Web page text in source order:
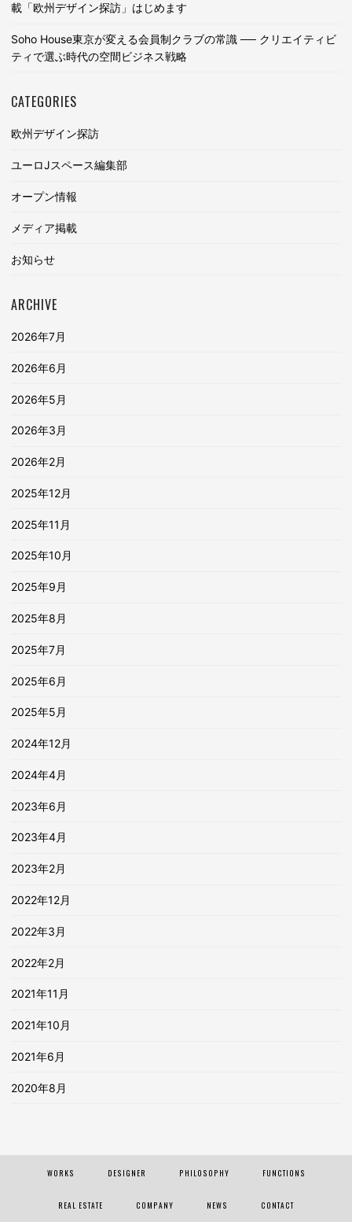
載「欧州デザイン探訪」はじめます
Soho House東京が変える会員制クラブの常識 ── クリエイティビ
ティで選ぶ時代の空間ビジネス戦略
CATEGORIES
欧州デザイン探訪
ユーロJスペース編集部
オープン情報
メディア掲載
お知らせ
ARCHIVE
2026年7月
2026年6月
2026年5月
2026年3月
2026年2月
2025年12月
2025年11月
2025年10月
2025年9月
2025年8月
2025年7月
2025年6月
2025年5月
2024年12月
2024年4月
2023年6月
2023年4月
2023年2月
2022年12月
2022年3月
2022年2月
2021年11月
2021年10月
2021年6月
2020年8月
WORKS DESIGNER PHILOSOPHY FUNCTIONS
REAL ESTATE COMPANY NEWS CONTACT